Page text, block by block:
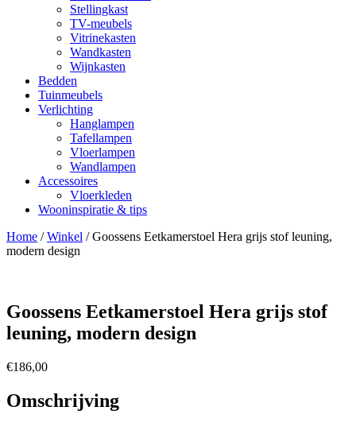
Stellingkast
TV-meubels
Vitrinekasten
Wandkasten
Wijnkasten
Bedden
Tuinmeubels
Verlichting
Hanglampen
Tafellampen
Vloerlampen
Wandlampen
Accessoires
Vloerkleden
Wooninspiratie & tips
Home /Winkel /Goossens Eetkamerstoel Hera grijs stof leuning,
modern design
Goossens Eetkamerstoel Hera grijs stof
leuning, modern design
€186,00
Omschrijving